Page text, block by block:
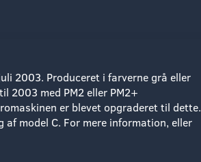
2003. Produceret i farverne grå eller
2003 med PM2 eller PM2+
er blevet opgraderet til dette.
model C. For mere information, eller